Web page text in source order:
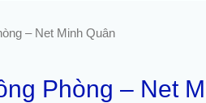
– Net Minh Quân
Phòng – Net